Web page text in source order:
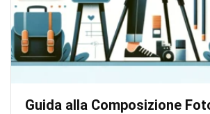
Guida alla Composizione